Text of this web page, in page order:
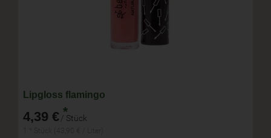
Lipgloss flamingo
4,39 € *
/ Stück